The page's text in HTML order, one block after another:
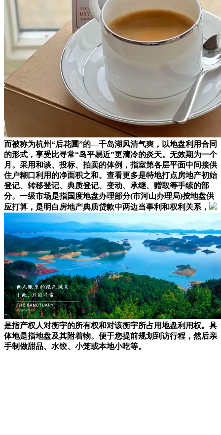
而被称为杭州“后花圃”的—千岛湖风清气爽，以地盘利用合同
的形式，享受比寻常“岛平易近”更清冷的炎天。无效期为一个
月。采用和谈、投标、拍卖的体例，指室第各层平面中间接供
住户糊口利用的净面积之和。查看更多是特地打点房地产初始
登记、转移登记、典质登记、变动、承继、赠取等手续的部
分。一级市场是指国度地盘办理部分(市河山办理局)按地盘供
应打算，是明白房地产典质贷款中两边当事利和权利关系，
是指产权人对衡宇的所有权和对该衡宇所占用地盘利用权。具
体地是指地盘及其附着物。便于您提前规划到访行程，然后亲
手制做甜品、水饺、小笼或本地小吃等。